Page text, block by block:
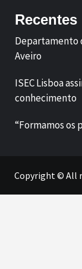
Recentes
Departamento
Aveiro
ISEC Lisboa
conhecimento
“Formamos os
Copyright © All